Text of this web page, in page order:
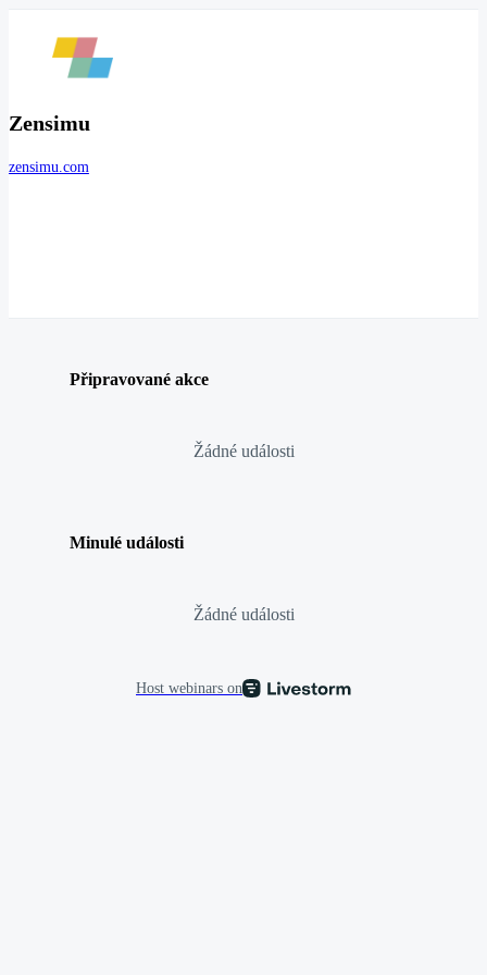
Zensimu
zensimu.com
Připravované akce
Žádné události
Minulé události
Žádné události
Host webinars on